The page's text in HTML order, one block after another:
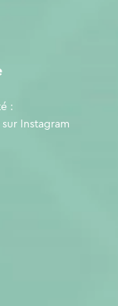
:
sur
Instagram